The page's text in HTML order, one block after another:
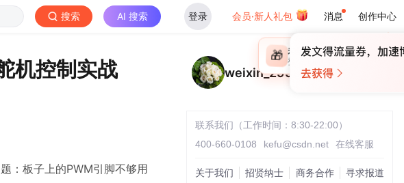
搜索 AI 搜索 登录 会员·新人礼包 消息 创作中心
×
🎁 未登录
登录领取最高
机控制实战
：板子上的PWM引脚不够用
weixin_29932613
联系我们（工作时间：8:30-22:00）
400-660-0108
kefu@csdn.net 在线客服
关于我们 招贤纳士 商务合作 寻求报道